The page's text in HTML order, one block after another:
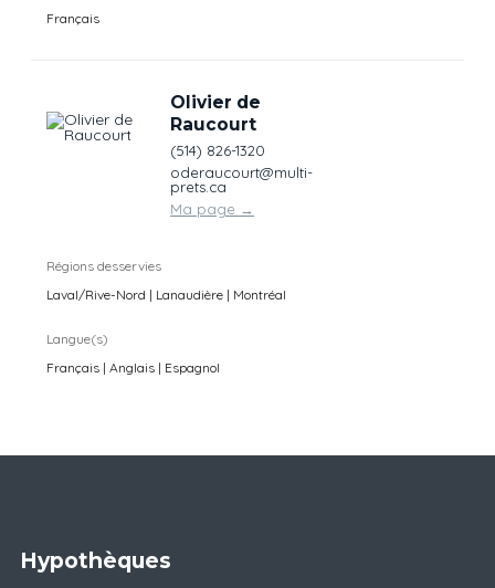
Français
Olivier de
Raucourt
(514) 826-1320
oderaucourt@multi-
prets.ca
Ma page →
Régions desservies
Laval/Rive-Nord | Lanaudière | Montréal
Langue(s)
Français | Anglais | Espagnol
Hypothèques